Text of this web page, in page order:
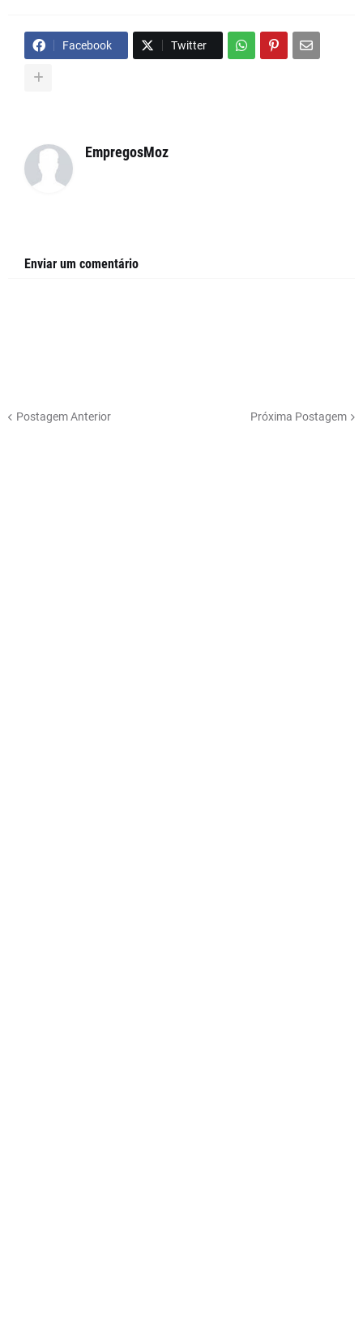
Facebook Twitter
EmpregosMoz
Enviar um comentário
Postagem Anterior Próxima Postagem